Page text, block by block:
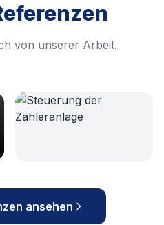
von unserer Arbeit.
ansehen